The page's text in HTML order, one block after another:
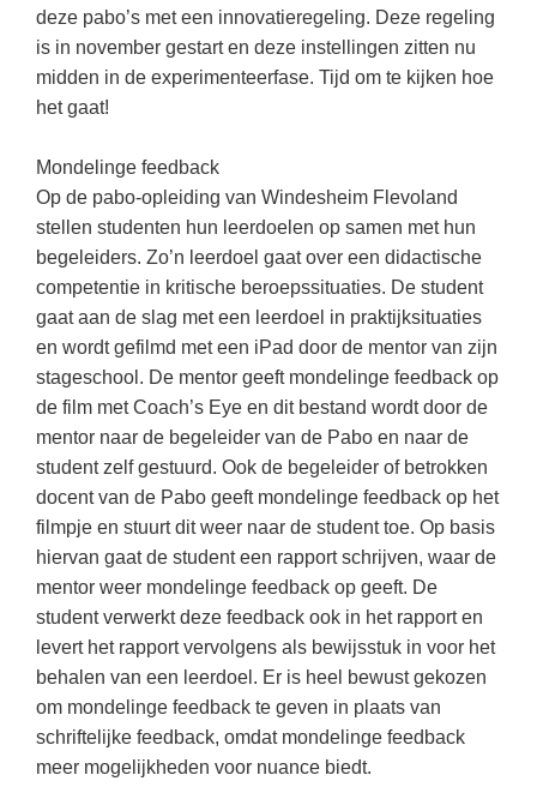
Cito toets
Eindexamens
iPad scholen
NIEUWSARCHIEF
Augustus 2026
Juli 2026
Juni 2026
Mei 2026
April 2026
Lespakket ‘Circulaire Economie - van
verpakking tot nieuwe grondstof’
Gastles Zeebenen in de klas
Van verdunningscalculator tot
practicumvoorbereiding: gratis online
hulpmiddelen voor science-docenten en
TOA's
DGM in de klas
Frans(22)
Engels(18)
Open vacature
Duits (15)
Lichamelijke opvoeding(13)
Biologie (12)
VACATURES PER PLAATS
Amsterdam
Rotterdam(42)
Den Haag(34)
Utrecht(26)
Almere(23)
Dordrecht (21)
Zoetermeer(13)
Amersfoort(11)
Lelystad(10)
Kerst kleurplaten
PUZZELS
Woordpuzzels
LEUK IN DE KLAS
Raadsels
Rebussen
Biologie
Burgerschap
Duits
Economie
Engels
Frans
Fries (Frysk)
Geschiedenis
Handelswetenschappen
Informatica
Klassieke Talen
Letterkunde
Levensbeschouwing
Maatschappijleer
Muziek
Natuurkunde
Boek: Kleine werelden van het zonnestelsel
Leren met klassieke muziek
Lasermachine voor het onderwijs
Onderwijs opleidingen
Gratis lesmateriaal Dove self-esteem
Ontdek Memo voor de onderbouw zelf!
Maak uw leerlingen mediawijs!
Rekentuin: altijd en overal rekenen oefenen
op je eigen niveau
Taalzee: adaptief oefenen en toetsen
Theater als middel voor het aanleren van
sociale vaardigheden
Lesmateriaal gebaseerd op
(hersen)onderzoek
Meesterbaan onderwijsvacatures
LEERMETHODEN
Biologie
Examentraining
deze pabo’s met een innovatieregeling. Deze regeling
is in november gestart en deze instellingen zitten nu
midden in de experimenteerfase. Tijd om te kijken hoe
het gaat!
Mondelinge feedback
Op de pabo-opleiding van Windesheim Flevoland
stellen studenten hun leerdoelen op samen met hun
begeleiders. Zo’n leerdoel gaat over een didactische
competentie in kritische beroepssituaties. De student
gaat aan de slag met een leerdoel in praktijksituaties
en wordt gefilmd met een iPad door de mentor van zijn
stageschool. De mentor geeft mondelinge feedback op
de film met Coach’s Eye en dit bestand wordt door de
mentor naar de begeleider van de Pabo en naar de
student zelf gestuurd. Ook de begeleider of betrokken
docent van de Pabo geeft mondelinge feedback op het
filmpje en stuurt dit weer naar de student toe. Op basis
hiervan gaat de student een rapport schrijven, waar de
mentor weer mondelinge feedback op geeft. De
student verwerkt deze feedback ook in het rapport en
levert het rapport vervolgens als bewijsstuk in voor het
behalen van een leerdoel. Er is heel bewust gekozen
om mondelinge feedback te geven in plaats van
schriftelijke feedback, omdat mondelinge feedback
meer mogelijkheden voor nuance biedt.